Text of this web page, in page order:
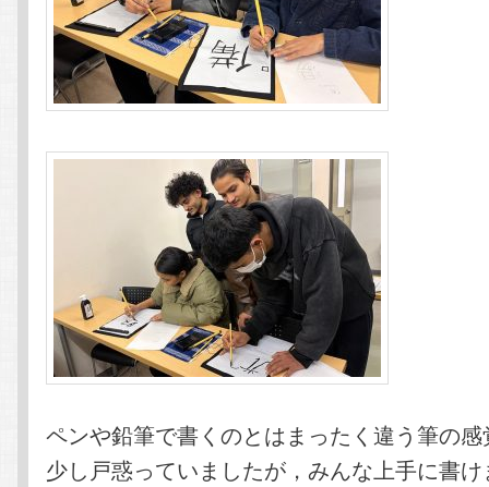
ペンや鉛筆で書くのとはまったく違う筆の
少し戸惑っていましたが，みんな上手に書